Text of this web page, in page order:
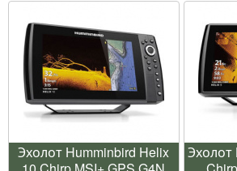
Эхолот Humminbird Helix
Эхолот